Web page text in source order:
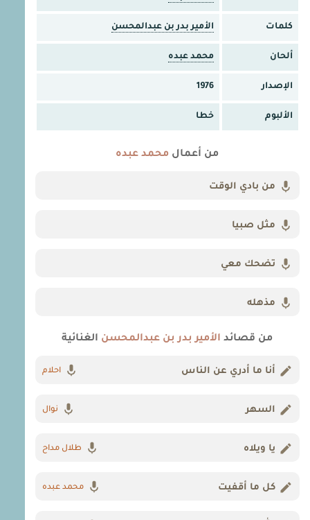
كلمات الأمير بدر بن عبدالمحسن
ألحان محمد عبده
الإصدار 1976
الألبوم خطا
من أعمال محمد عبده
من بادي الوقت
مثل صبيا
تضحك معي
مذهله
من قصائد الأمير بدر بن عبدالمحسن الغنائية
أنا ما أدري عن الناس احلام
السهر نوال
يا ويلاه طلال مداح
كل ما أقفيت محمد عبده